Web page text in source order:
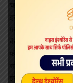
चाहिए। अब वक्त आ
इसके लिए दिल्ली
बेंच ने सरकार से कहा है
फीसदी की जांच के लिए
सरकार को अगली
इंस्पेक्टर द्वारा सैंपल